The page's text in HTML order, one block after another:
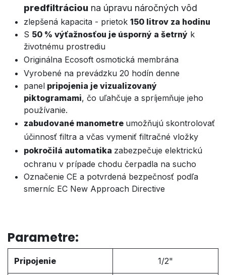
predfiltráciou na úpravu náročných vôd
zlepšená kapacita - prietok 150 litrov za hodinu
S 50 % výťažnosťou je úsporný a šetrný k
životnému prostrediu
Originálna Ecosoft osmotická membrána
Vyrobené na prevádzku 20 hodín denne
panel pripojenia je vizualizovaný
piktogramami, čo uľahčuje a spríjemňuje jeho
používanie.
zabudované manometre umožňujú skontrolovať
účinnosť filtra a včas vymeniť filtračné vložky
pokročilá automatika zabezpečuje elektrickú
ochranu v prípade chodu čerpadla na sucho
Označenie CE a potvrdená bezpečnosť podľa
smerníc EC New Approach Directive
Parametre:
Pripojenie 1/2"